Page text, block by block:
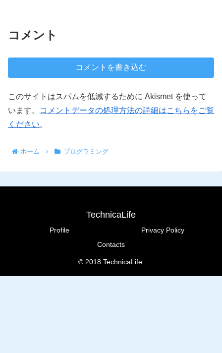
コメント
コメントを書き込む
このサイトはスパムを低減するために Akismet を使って
います。
コメントデータの処理方法の詳細はこちらをご覧
ください。
ホーム プログラミング
TechnicaLife
Profile
Privacy Policy
Contacts
© 2018 TechnicaLife.